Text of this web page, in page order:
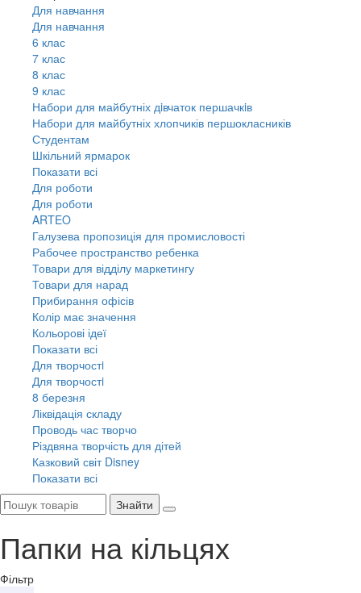
Для навчання
Для навчання
6 клас
7 клас
8 клас
9 клас
Набори для майбутніх дiвчаток першачкiв
Набори для майбутніх хлопчиків першокласників
Студентам
Шкільний ярмарок
Показати всі
Для роботи
Для роботи
ARTEO
Галузева пропозиція для промисловості
Рабочее пространство ребенка
Товари для відділу маркетингу
Товари для нарад
Прибирання офісів
Колір має значення
Кольорові ідеї
Показати всі
Для творчостi
Для творчостi
8 березня
Ліквідація складу
Проводь час творчо
Різдвяна творчість для дітей
Казковий світ Disney
Показати всі
Знайти
Папки на кільцях
Фільтр